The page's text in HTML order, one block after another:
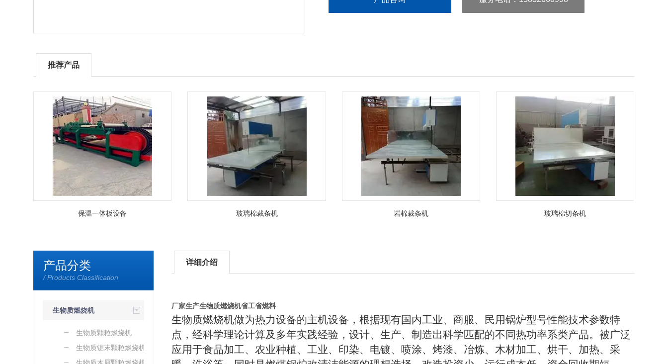
推荐产品
保温一体板设备 玻璃棉裁条机 岩棉裁条机 玻璃棉切条机
产品分类
/ Products Classification
生物质燃烧机
生物质颗粒燃烧机
生物质锯末颗粒燃烧机
详细介绍
厂家生产生物质燃烧机省工省燃料
生物质燃烧机做为热力设备的主机设备，根据现有国内工业、商服、民用锅炉型号性能技术参数特
点，经科学理论计算及多年实践经验，设计、生产、制造出科学匹配的不同热功率系类产品。被广泛
应用于食品加工、农业种植、工业、印染、电镀、喷涂、烤漆、冶炼、木材加工、烘干、加热、采